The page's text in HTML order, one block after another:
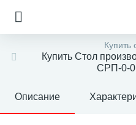
Купить
Купить Стол
СРП-0-
Описание